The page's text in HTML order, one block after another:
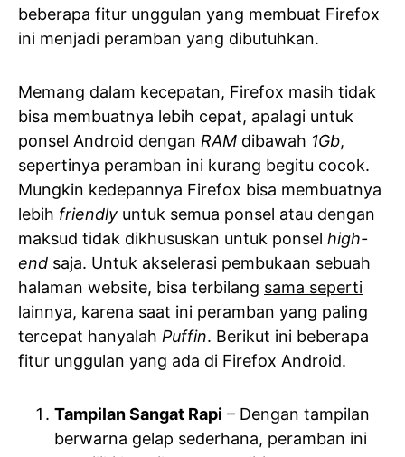
beberapa fitur unggulan yang membuat Firefox
ini menjadi peramban yang dibutuhkan.
Memang dalam kecepatan, Firefox masih tidak
bisa membuatnya lebih cepat, apalagi untuk
ponsel Android dengan RAM dibawah 1Gb,
sepertinya peramban ini kurang begitu cocok.
Mungkin kedepannya Firefox bisa membuatnya
lebih friendly untuk semua ponsel atau dengan
maksud tidak dikhususkan untuk ponsel high-
end saja. Untuk akselerasi pembukaan sebuah
halaman website, bisa terbilang sama seperti
lainnya, karena saat ini peramban yang paling
tercepat hanyalah Puffin. Berikut ini beberapa
fitur unggulan yang ada di Firefox Android.
Tampilan Sangat Rapi – Dengan tampilan
berwarna gelap sederhana, peramban ini